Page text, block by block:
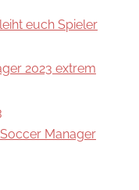
euch Spieler
2023 extrem
Manager